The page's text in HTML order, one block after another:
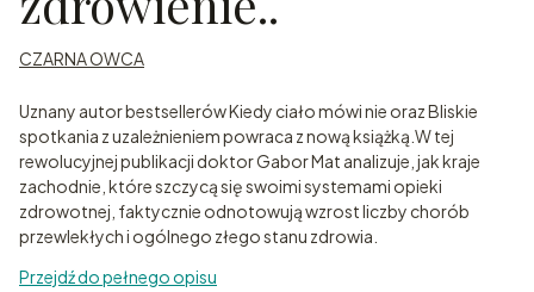
CZARNA OWCA
Uznany autor bestsellerów Kiedy ciało mówi nie oraz Bliskie
spotkania z uzależnieniem powraca z nową książką.W tej
rewolucyjnej publikacji doktor Gabor Mat analizuje, jak kraje
zachodnie, które szczycą się swoimi systemami opieki
zdrowotnej, faktycznie odnotowują wzrost liczby chorób
przewlekłych i ogólnego złego stanu zdrowia.
Przejdź do pełnego opisu